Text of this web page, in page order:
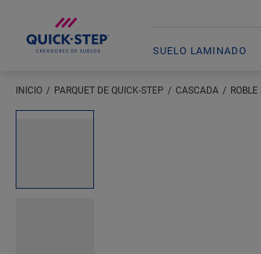
SUELO LAMINADO
INICIO PARQUET DE QUICK-STEP CASCADA